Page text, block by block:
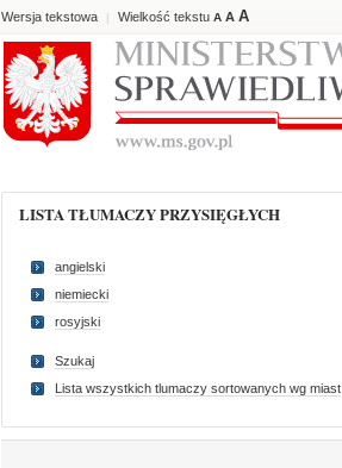
Wersja tekstowa | Wielkość tekstu A A A
LISTA TŁUMACZY PRZYSIĘGŁYCH
angielski
niemiecki
rosyjski
Szukaj
Lista wszystkich tlumaczy sortowanych wg miast